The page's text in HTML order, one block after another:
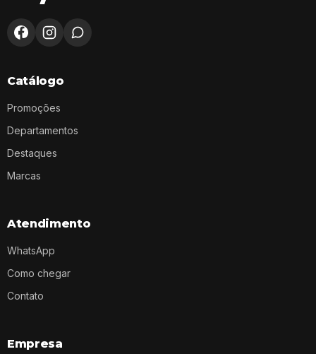
Catálogo
Promoções
Departamentos
Destaques
Marcas
Atendimento
WhatsApp
Como chegar
Contato
Empresa